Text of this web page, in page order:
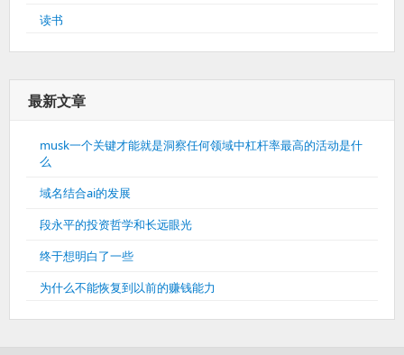
读书
最新文章
musk一个关键才能就是洞察任何领域中杠杆率最高的活动是什
么
域名结合ai的发展
段永平的投资哲学和长远眼光
终于想明白了一些
为什么不能恢复到以前的赚钱能力